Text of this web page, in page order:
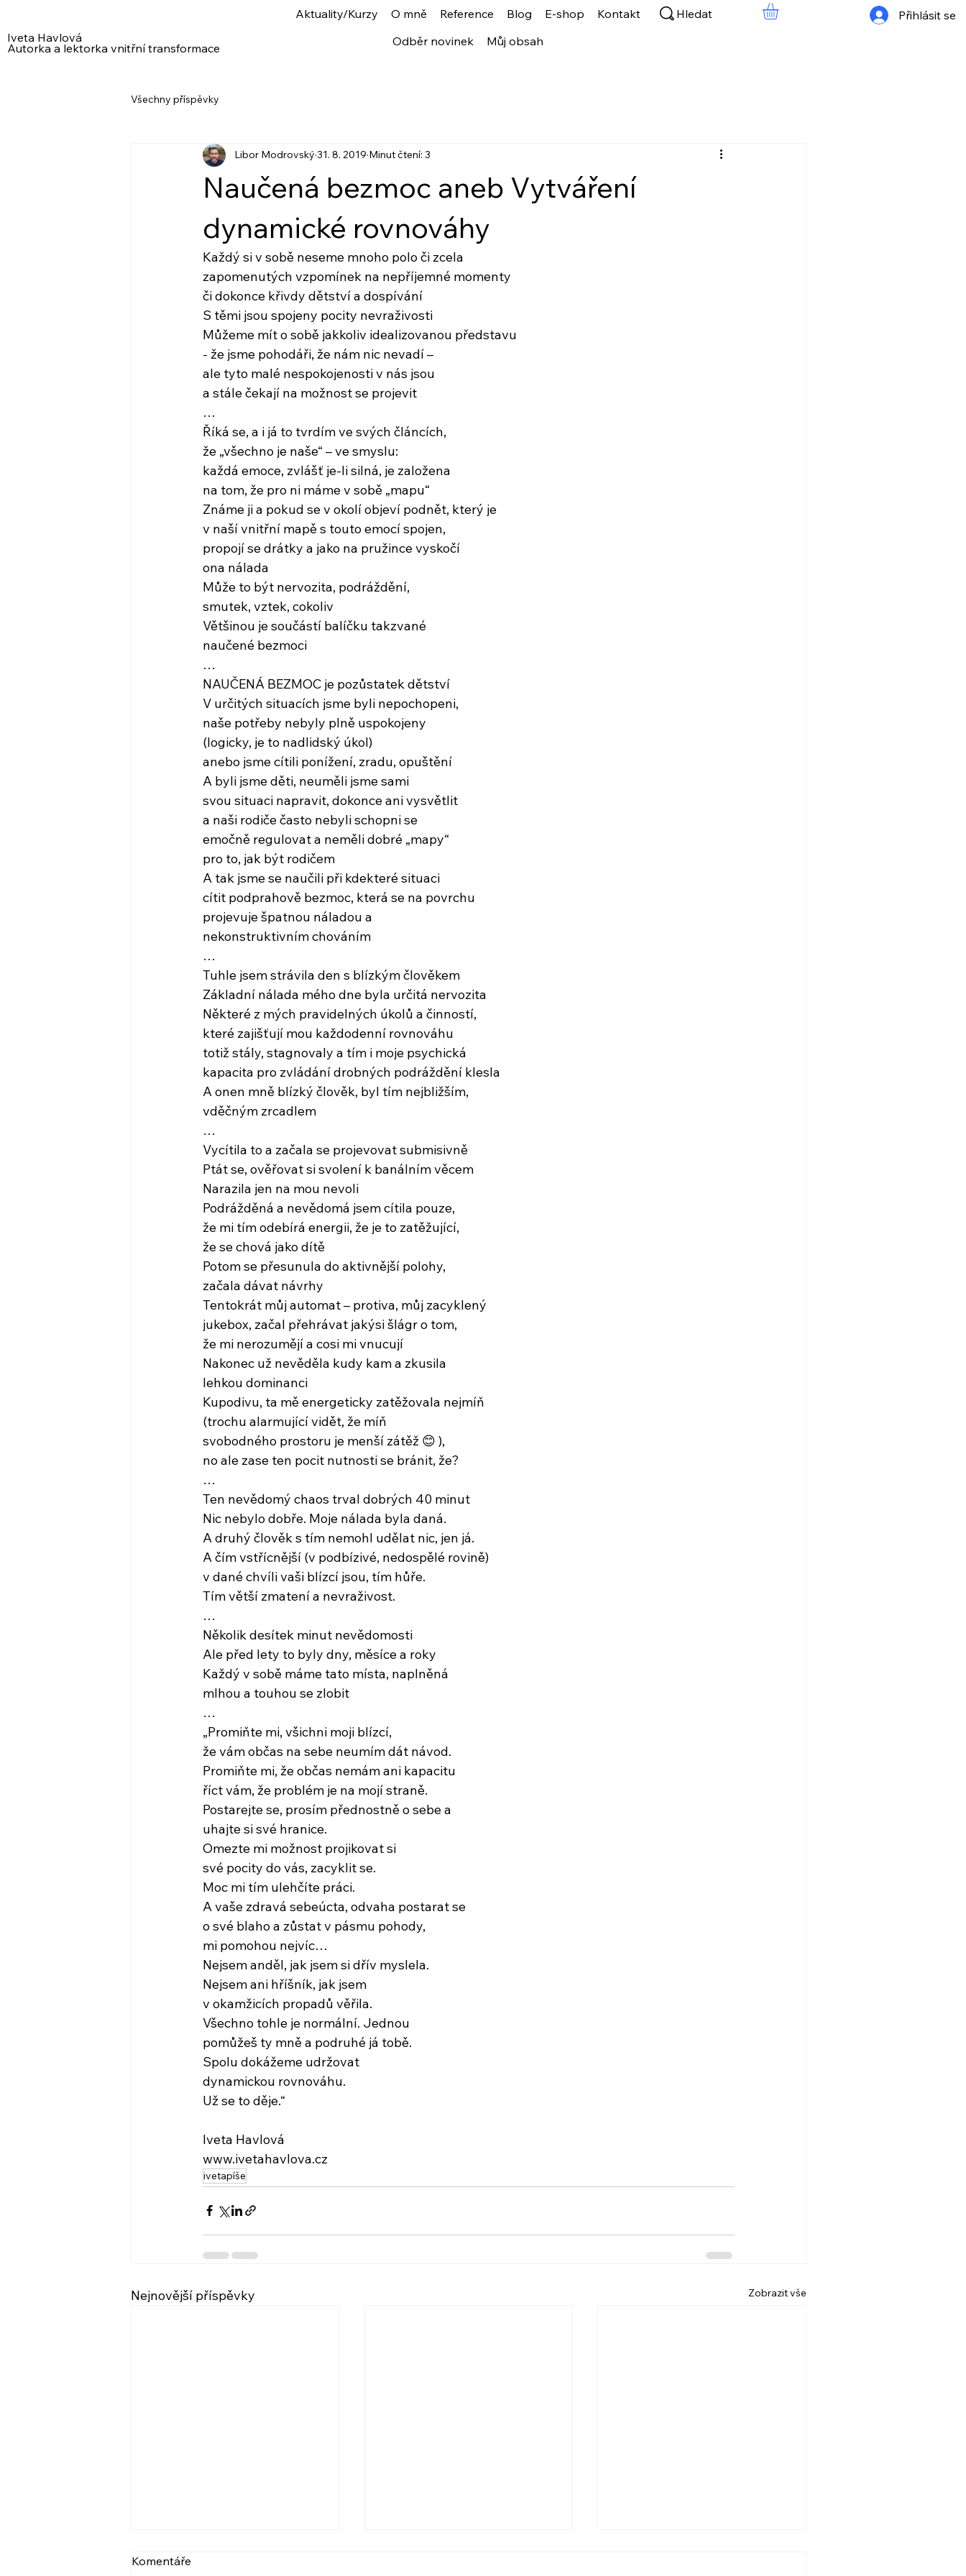
Iveta Havlová
Autorka a lektorka vnitřní transformace
Aktuality/Kurzy O mně Reference Blog E-shop
Kontakt
Odběr novinek
Můj obsah
Přihlásit se
Hledat
Všechny příspěvky
Naučená bezmoc aneb Vytváření
dynamické rovnováhy
Libor Modrovský 31. 8. 2019 Minut čtení: 3
Každý si v sobě neseme mnoho polo či zcela
zapomenutých vzpomínek na nepříjemné momenty
či dokonce křivdy dětství a dospívání
S těmi jsou spojeny pocity nevraživosti
Můžeme mít o sobě jakkoliv idealizovanou představu
- že jsme pohodáři, že nám nic nevadí –
ale tyto malé nespokojenosti v nás jsou
a stále čekají na možnost se projevit
…
Říká se, a i já to tvrdím ve svých článcích,
že „všechno je naše“ – ve smyslu:
každá emoce, zvlášť je-li silná, je založena
na tom, že pro ni máme v sobě „mapu“
Známe ji a pokud se v okolí objeví podnět, který je
v naší vnitřní mapě s touto emocí spojen,
propojí se drátky a jako na pružince vyskočí
ona nálada
Může to být nervozita, podráždění,
smutek, vztek, cokoliv
Většinou je součástí balíčku takzvané
naučené bezmoci
…
NAUČENÁ BEZMOC je pozůstatek dětství
V určitých situacích jsme byli nepochopeni,
naše potřeby nebyly plně uspokojeny
(logicky, je to nadlidský úkol)
anebo jsme cítili ponížení, zradu, opuštění
A byli jsme děti, neuměli jsme sami
svou situaci napravit, dokonce ani vysvětlit
a naši rodiče často nebyli schopni se
emočně regulovat a neměli dobré „mapy“
pro to, jak být rodičem
A tak jsme se naučili při kdekteré situaci
cítit podprahově bezmoc, která se na povrchu
projevuje špatnou náladou a
nekonstruktivním chováním
…
Tuhle jsem strávila den s blízkým člověkem
Základní nálada mého dne byla určitá nervozita
Některé z mých pravidelných úkolů a činností,
které zajišťují mou každodenní rovnováhu
totiž stály, stagnovaly a tím i moje psychická
kapacita pro zvládání drobných podráždění klesla
A onen mně blízký člověk, byl tím nejbližším,
vděčným zrcadlem
…
Vycítila to a začala se projevovat submisivně
Ptát se, ověřovat si svolení k banálním věcem
Narazila jen na mou nevoli
Podrážděná a nevědomá jsem cítila pouze,
že mi tím odebírá energii, že je to zatěžující,
že se chová jako dítě
Potom se přesunula do aktivnější polohy,
začala dávat návrhy
Tentokrát můj automat – protiva, můj zacyklený
jukebox, začal přehrávat jakýsi šlágr o tom,
že mi nerozumějí a cosi mi vnucují
Nakonec už nevěděla kudy kam a zkusila
lehkou dominanci
Kupodivu, ta mě energeticky zatěžovala nejmíň
(trochu alarmující vidět, že míň
svobodného prostoru je menší zátěž 😊 ),
no ale zase ten pocit nutnosti se bránit, že?
…
Ten nevědomý chaos trval dobrých 40 minut
Nic nebylo dobře. Moje nálada byla daná.
A druhý člověk s tím nemohl udělat nic, jen já.
A čím vstřícnější (v podbízivé, nedospělé rovině)
v dané chvíli vaši blízcí jsou, tím hůře.
Tím větší zmatení a nevraživost.
…
Několik desítek minut nevědomosti
Ale před lety to byly dny, měsíce a roky
Každý v sobě máme tato místa, naplněná
mlhou a touhou se zlobit
…
„Promiňte mi, všichni moji blízcí,
že vám občas na sebe neumím dát návod.
Promiňte mi, že občas nemám ani kapacitu
říct vám, že problém je na mojí straně.
Postarejte se, prosím přednostně o sebe a
uhajte si své hranice.
Omezte mi možnost projikovat si
své pocity do vás, zacyklit se.
Moc mi tím ulehčíte práci.
A vaše zdravá sebeúcta, odvaha postarat se
o své blaho a zůstat v pásmu pohody,
mi pomohou nejvíc…
Nejsem anděl, jak jsem si dřív myslela.
Nejsem ani hříšník, jak jsem
v okamžicích propadů věřila.
Všechno tohle je normální. Jednou
pomůžeš ty mně a podruhé já tobě.
Spolu dokážeme udržovat
dynamickou rovnováhu.
Už se to děje.“
Iveta Havlová
www.ivetahavlova.cz
ivetapíše
Nejnovější příspěvky Zobrazit vše
VIDEO: NARCIS A
Komentáře